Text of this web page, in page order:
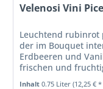
Velenosi Vini
Leuchtend rubinrot
der im Bouquet
Erdbeeren und
frischen und
Geschmack und
Inhalt0.75 Liter(12,25 €